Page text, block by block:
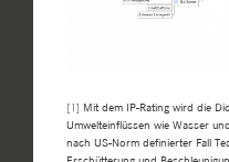
[1] Mit dem IP-Rating wird die
Umwelteinflüssen wie Wasser
nach US-Norm definierter Fall